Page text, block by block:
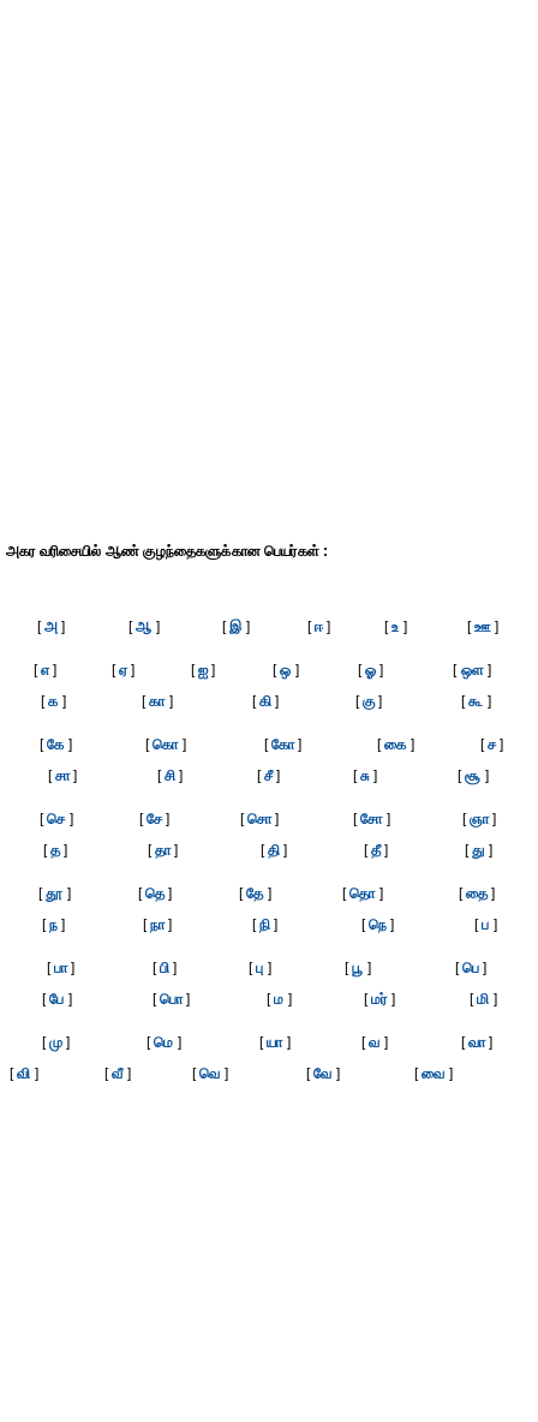
அகர வரிசையில் ஆண் குழந்தைகளுக்கான பெயர்கள் :
[அ ] [ஆ ] [இ] [ஈ ] [உ ] [ஊ]
[எ] [ஏ] [ஐ] [ஒ ] [ஓ ] [ ஒள ]
[க] [கா] [கி ] [கு] [கூ ]
[கே] [கொ] [கோ] [கை] [ச]
[சா] [சி ] [சீ] [சு ] [சூ ]
[செ] [சே] [சொ] [சோ] [ஞா]
[த] [தா] [தி ] [தீ] [து ]
[தூ ] [தெ] [தே] [தொ] [தை]
[ந ] [நா] [நி ] [நெ ] [ப ]
[பா] [பி ] [பு ] [பூ ] [பெ ]
[பே ] [பொ] [ம ] [மர்] [மி ]
[மு ] [மெ ] [யா] [வ ] [வா]
[வி ] [வீ] [வெ ] [வே ] [வை ]